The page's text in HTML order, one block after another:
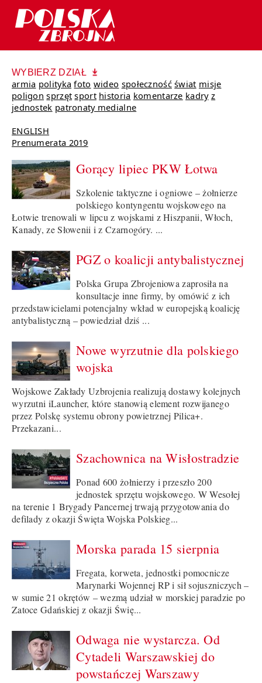
WYBIERZ DZIAŁ
armia polityka foto wideo społeczność świat misje
poligon sprzęt sport historia komentarze kadry z
jednostek patronaty medialne
ENGLISH
Prenumerata 2019
Gorący lipiec PKW Łotwa
Szkolenie taktyczne i ogniowe – żołnierze
polskiego kontyngentu wojskowego na
Łotwie trenowali w lipcu z wojskami z Hiszpanii, Włoch,
Kanady, ze Słowenii i z Czarnogóry. ...
PGZ o koalicji antybalistycznej
Polska Grupa Zbrojeniowa zaprosiła na
konsultacje inne firmy, by omówić z ich
przedstawicielami potencjalny wkład w europejską koalicję
antybalistyczną – powiedział dziś ...
Nowe wyrzutnie dla polskiego
wojska
Wojskowe Zakłady Uzbrojenia realizują dostawy kolejnych
wyrzutni iLauncher, które stanowią element rozwijanego
przez Polskę systemu obrony powietrznej Pilica+.
Przekazani...
Szachownica na Wisłostradzie
Ponad 600 żołnierzy i przeszło 200
jednostek sprzętu wojskowego. W Wesołej
na terenie 1 Brygady Pancernej trwają przygotowania do
defilady z okazji Święta Wojska Polskieg...
Morska parada 15 sierpnia
Fregata, korweta, jednostki pomocnicze
Marynarki Wojennej RP i sił sojuszniczych –
w sumie 21 okrętów – wezmą udział w morskiej paradzie po
Zatoce Gdańskiej z okazji Świę...
Odwaga nie wystarcza. Od
Cytadeli Warszawskiej do
powstańczej Warszawy